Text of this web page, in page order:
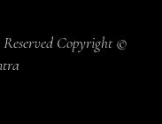
Copyright ©